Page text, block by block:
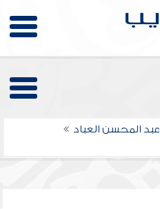
عبد المحسن العباد